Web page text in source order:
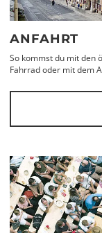
ANFAHRT
So kommst du mit den
Fahrrad oder mit dem